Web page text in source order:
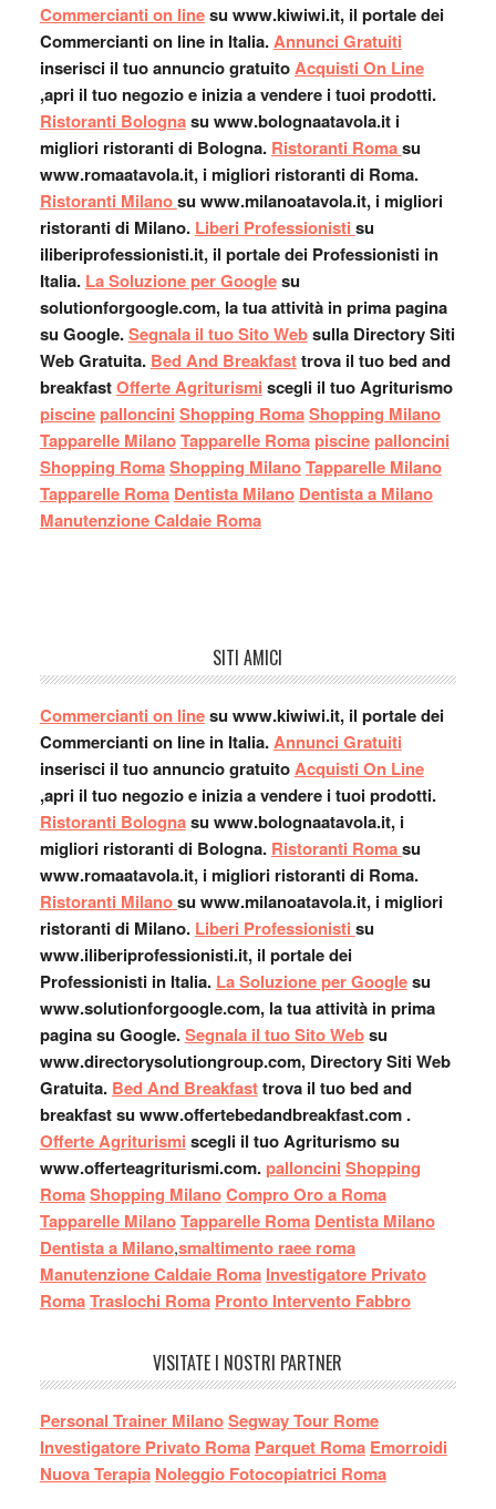
Commercianti on linesu www.kiwiwi.it, il portale dei
Commercianti on line in Italia.Annunci Gratuiti
inserisci il tuo annuncio gratuitoAcquisti On Line
,apri il tuo negozio e inizia a vendere i tuoi prodotti.
Ristoranti Bolognasu www.bolognaatavola.it i
migliori ristoranti di Bologna. Ristoranti Romasu
www.romaatavola.it, i migliori ristoranti di Roma.
Ristoranti Milanosu www.milanoatavola.it, i migliori
ristoranti di Milano. Liberi Professionisti su
iliberiprofessionisti.it, il portale dei Professionisti in
Italia. La Soluzione per Googlesu
solutionforgoogle.com, la tua attività in prima pagina
su Google.Segnala il tuo Sito Websulla Directory Siti
Web Gratuita. Bed And Breakfasttrova il tuo bed and
breakfastOfferte Agriturismi scegli il tuo Agriturismo
piscine palloncini Shopping RomaShopping Milano
Tapparelle MilanoTapparelle Roma piscine palloncini
Shopping RomaShopping MilanoTapparelle Milano
Tapparelle Roma Dentista Milano Dentista a Milano
Manutenzione Caldaie Roma
SITI AMICI
Commercianti on linesu www.kiwiwi.it, il portale dei
Commercianti on line in Italia.Annunci Gratuiti
inserisci il tuo annuncio gratuitoAcquisti On Line
,apri il tuo negozio e inizia a vendere i tuoi prodotti.
Ristoranti Bolognasu www.bolognaatavola.it, i
migliori ristoranti di Bologna. Ristoranti Romasu
www.romaatavola.it, i migliori ristoranti di Roma.
Ristoranti Milanosu www.milanoatavola.it, i migliori
ristoranti di Milano. Liberi Professionisti su
www.iliberiprofessionisti.it, il portale dei
Professionisti in Italia. La Soluzione per Googlesu
www.solutionforgoogle.com, la tua attività in prima
pagina su Google.Segnala il tuo Sito Websu
www.directorysolutiongroup.com, Directory Siti Web
Gratuita. Bed And Breakfasttrova il tuo bed and
breakfast su www.offertebedandbreakfast.com .
Offerte Agriturismi scegli il tuo Agriturismo su
www.offerteagriturismi.com. palloncini Shopping
RomaShopping MilanoCompro Oro a Roma
Tapparelle MilanoTapparelle Roma Dentista Milano
Dentista a Milano,smaltimento raee roma
Manutenzione Caldaie Roma Investigatore Privato
RomaTraslochi Roma Pronto Intervento Fabbro
VISITATE I NOSTRI PARTNER
Personal Trainer MilanoSegway Tour Rome
Investigatore Privato Roma Parquet Roma Emorroidi
Nuova Terapia Noleggio Fotocopiatrici Roma